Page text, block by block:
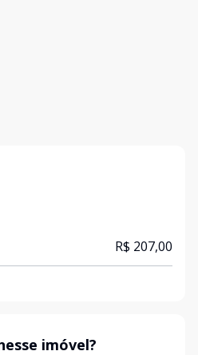
R$ 207,00
imóvel?